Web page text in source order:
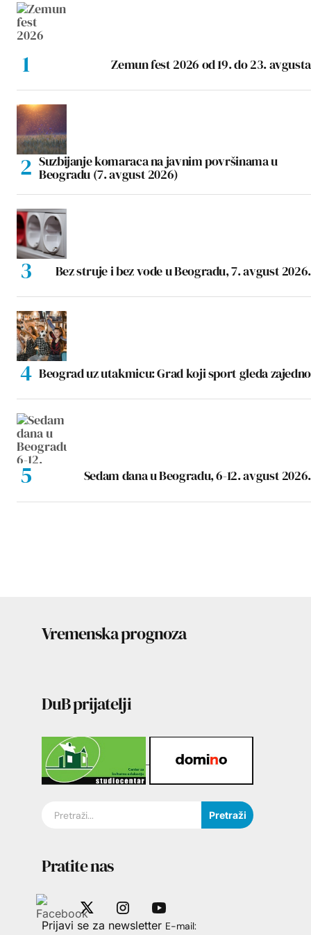
Zemun fest 2026 od 19. do 23. avgusta
Suzbijanje komaraca na javnim površinama u
Beogradu (7. avgust 2026)
Bez struje i bez vode u Beogradu, 7. avgust 2026.
Beograd uz utakmicu: Grad koji sport gleda zajedno
Sedam dana u Beogradu, 6-12. avgust 2026.
Vremenska prognoza
DuB prijatelji
Pretraži
Pratite nas
Prijavi se za newsletter E-mail: